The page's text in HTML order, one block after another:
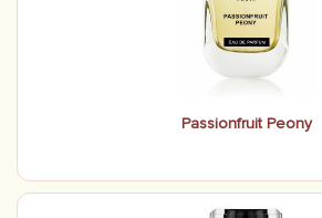
Passionfruit Peony